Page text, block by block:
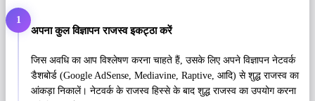
1
अपना कुल विज्ञापन राजस्व इकट्ठा करें
जिस अवधि का आप विश्लेषण करना चाहते हैं, उसके लिए अपने विज्ञापन नेटवर्क
डैशबोर्ड (Google AdSense, Mediavine, Raptive, आदि) से शुद्ध राजस्व का
आंकड़ा निकालें। नेटवर्क के राजस्व हिस्से के बाद शुद्ध राजस्व का उपयोग करना